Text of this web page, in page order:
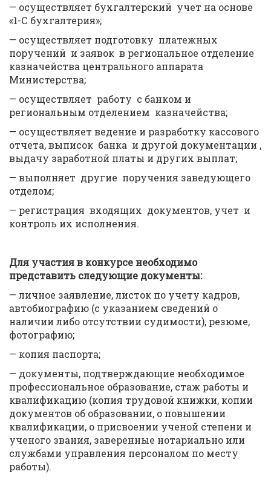
— осуществляет бухгалтерский учет на основе
«1-С бухгалтерия»;
— осуществляет подготовку платежных
поручений и заявок в региональное отделение
казначейства центрального аппарата
Министерства;
— осуществляет работу с банком и
региональным отделением казначейства;
— осуществляет ведение и разработку кассового
отчета, выписок банка и другой документации ,
выдачу заработной платы и других выплат;
— выполняет другие поручения заведующего
отделом;
— регистрация входящих документов, учет и
контроль их исполнения.
Для участия в конкурсе необходимо
представить следующие документы:
— личное заявление, листок по учету кадров,
автобиографию (с указанием сведений о
наличии либо отсутствии судимости), резюме,
фотографию;
— копия паспорта;
— документы, подтверждающие необходимое
профессиональное образование, стаж работы и
квалификацию (копия трудовой книжки, копии
документов об образовании, о повышении
квалификации, о присвоении ученой степени и
ученого звания, заверенные нотариально или
службами управления персоналом по месту
работы).